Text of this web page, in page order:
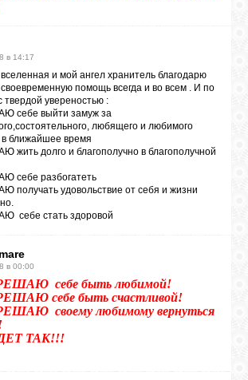
в 14:17
и мой ангел хранитель благодарю
помощь всегда и во всем . И по
твердой увереностью :
себе выйти замуж за
любящего и любимого
ближайшее время
жить долго и благополучно в благополучной
себе разбогатеть
получать удовольствие от себя и жизни
себе стать здоровой
в 00:00
себе быть любимой!
себе быть счастливой!
своему любимому вернуться
ТАК!!!